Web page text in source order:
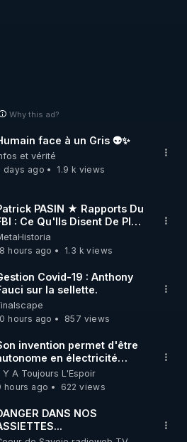
rdlr_thierrycasasnovas/
RGNR (stages,
SUR ODYSEE
sont aussi sur la
Why this ad?
face à un Gris 👽✨
et vérité
days ago
1.9 k views
PASIN ★ Rapports Du
: Ce Qu'Ils Disent De Plus
Sur Hitler
hours ago
1.3 k views
Covid-19 : Anthony
sur la sellette.
hours ago
857 views
invention permet d'être
en électricité
un simple ruisseau
Y A Toujours L'Espoir
hours ago
622 views
DANS NOS